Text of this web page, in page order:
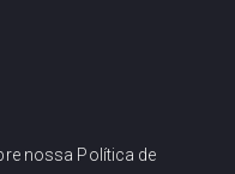
nossa Política de